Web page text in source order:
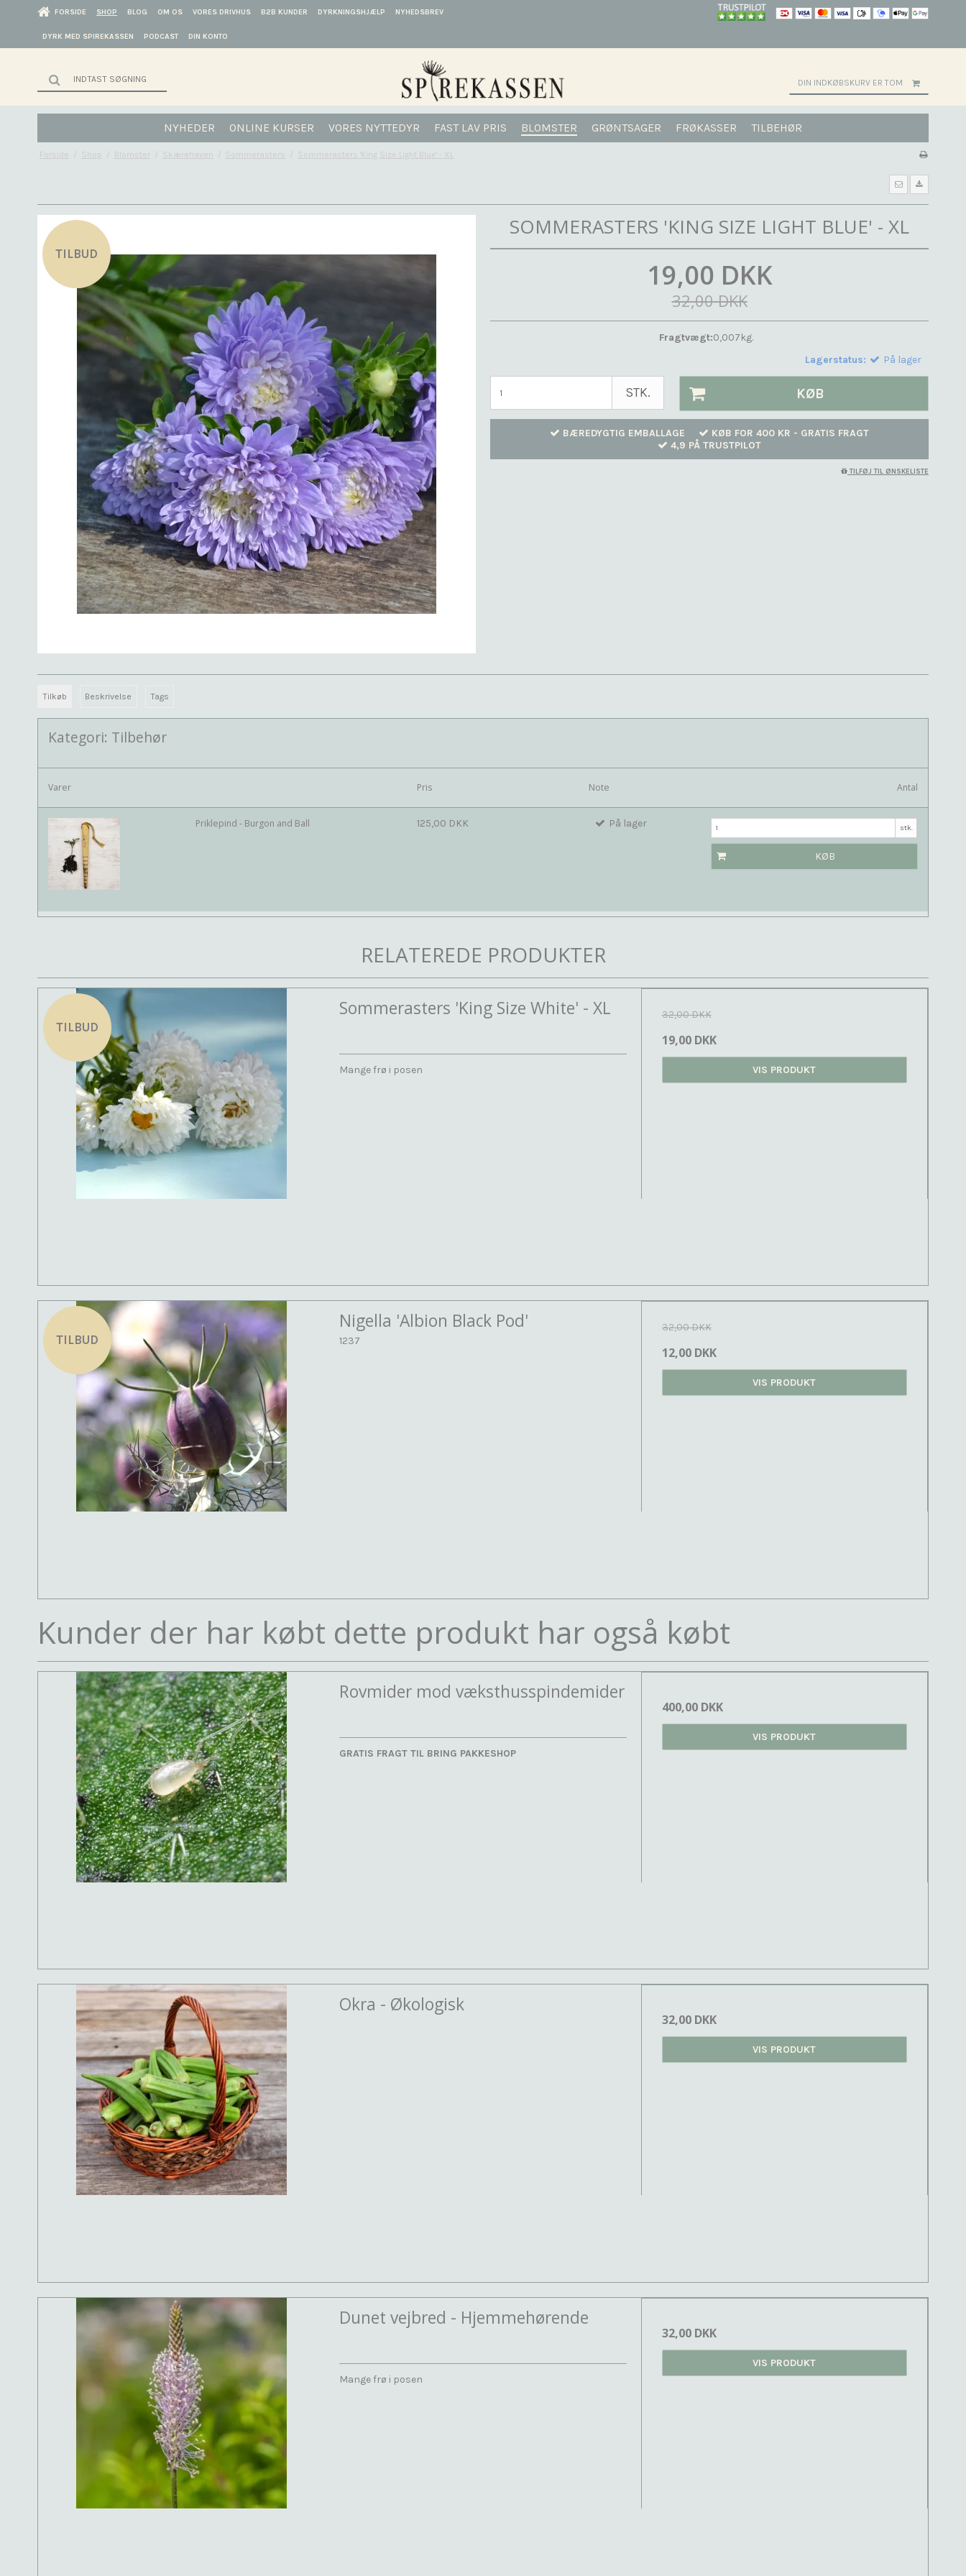
FORSIDE SHOP BLOG OM OS VORES DRIVHUS B2B KUNDER DYRKNINGSHJÆLP NYHEDSBREV
DYRK MED SPIREKASSEN PODCAST DIN KONTO
DIN INDKØBSKURV ER TOM
NYHEDER ONLINE KURSER VORES NYTTEDYR FAST LAV PRIS BLOMSTER GRØNTSAGER FRØKASSER TILBEHØR
Forside Shop Blomster Skærehaven Sommerasters Sommerasters 'King Size Light Blue' - XL
TILBUD
SOMMERASTERS 'KING SIZE LIGHT BLUE' - XL
19,00 DKK
32,00 DKK
Fragtvægt:0,007kg.
Lagerstatus:
På lager
STK. KØB
BÆREDYGTIG EMBALLAGE
KØB FOR 400 KR - GRATIS FRAGT
4,9 PÅ TRUSTPILOT
TILFØJ TIL ØNSKELISTE
Tilkøb Beskrivelse Tags
Kategori: Tilbehør
Varer Pris Note Antal
Priklepind - Burgon and Ball 125,00 DKK På lager stk.
KØB
RELATEREDE PRODUKTER
TILBUD
Sommerasters 'King Size White' - XL
Mange frø i posen
32,00 DKK
19,00 DKK
VIS PRODUKT
TILBUD
Nigella 'Albion Black Pod'
1237
32,00 DKK
12,00 DKK
VIS PRODUKT
Kunder der har købt dette produkt har også købt
Rovmider mod væksthusspindemider
GRATIS FRAGT TIL BRING PAKKESHOP
400,00 DKK
VIS PRODUKT
Okra - Økologisk
32,00 DKK
VIS PRODUKT
Dunet vejbred - Hjemmehørende
Mange frø i posen
32,00 DKK
VIS PRODUKT